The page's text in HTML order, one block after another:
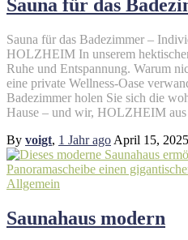
Sauna für das
Sauna für das Badezimmer –
HOLZHEIM In unserem
Ruhe und Entspannung. Warum
eine private Wellness-Oase
Badezimmer holen Sie sich die
Hause – und wir, HOLZHEIM aus
By voigt, 1 Jahrago April 15, 2025
Allgemein
Saunahaus modern